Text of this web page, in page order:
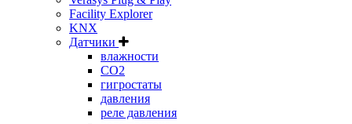
Facility Explorer
KNX
Датчики
влажности
CO2
гигростаты
давления
реле давления